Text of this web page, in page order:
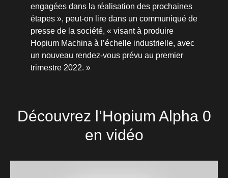
engagées dans la réalisation des prochaines
étapes », peut-on lire dans un communiqué de
presse de la société, « visant à produire
Hopium Machina à l’échelle industrielle, avec
un nouveau rendez-vous prévu au premier
trimestre 2022. »
Découvrez l’Hopium Alpha 0
en vidéo